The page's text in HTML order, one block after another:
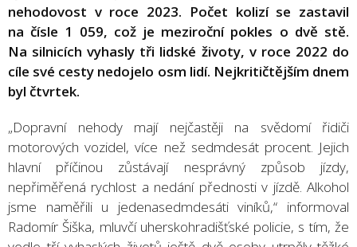
nehodovost v roce 2023. Počet kolizí se zastavil
na čísle 1 059, což je meziroční pokles o dvě stě.
Na silnicích vyhasly tři lidské životy, v roce 2022 do
cíle své cesty nedojelo osm lidí. Nejkritičtějším dnem
byl čtvrtek.
„Dopravní nehody mají nejčastěji na svědomí řidiči
motorových vozidel, více než sedmdesát procent. Jejich
hlavní příčinou zůstávají nesprávný způsob jízdy,
nepřiměřená rychlost a nedání přednosti v jízdě. Alkohol
jsme naměřili u jedenasedmdesáti viníků,“ informoval
Radomír Šiška, mluvčí uherskohradišťské policie, s tím, že